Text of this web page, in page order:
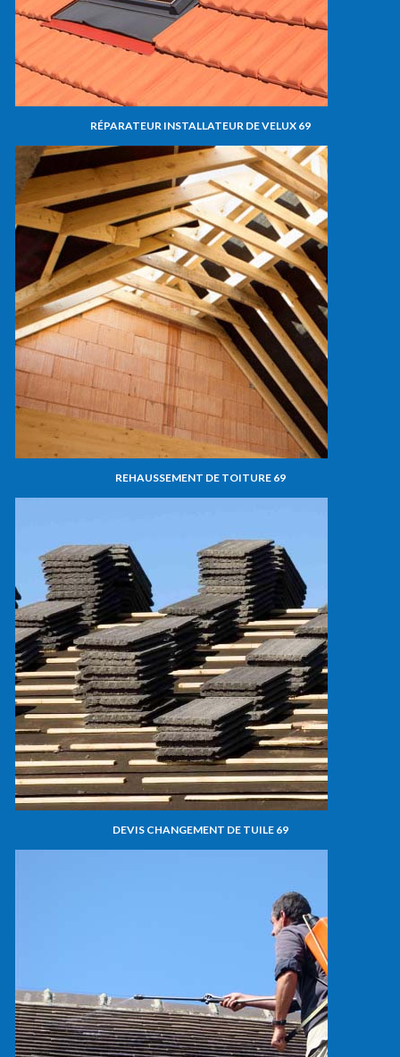
RÉPARATEUR INSTALLATEUR DE VELUX 69
REHAUSSEMENT DE TOITURE 69
DEVIS CHANGEMENT DE TUILE 69